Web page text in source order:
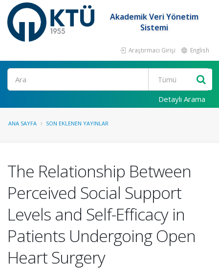
Akademik Veri Yönetim
Sistemi
Araştırmacı Girişi English
Ara
Detaylı Arama
ANA SAYFA SON EKLENEN YAYINLAR
The Relationship Between
Perceived Social Support
Levels and Self-Efficacy in
Patients Undergoing Open
Heart Surgery